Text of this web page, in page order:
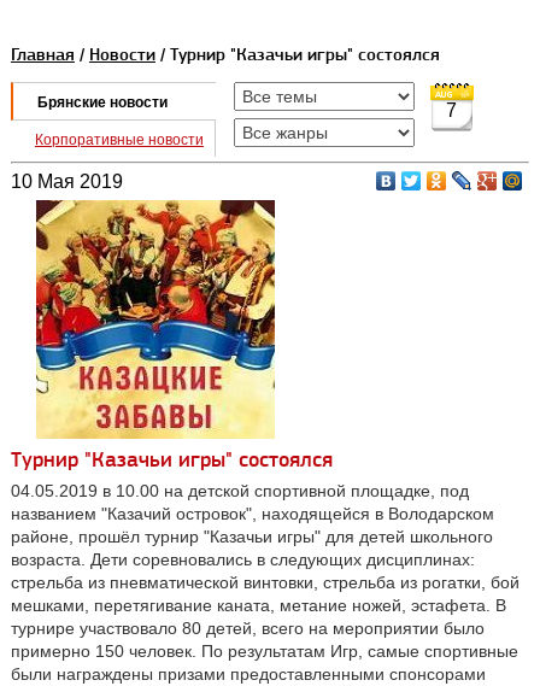
Главная / Новости/ Турнир "Казачьи игры" состоялся
Брянские новости
Корпоративные новости
7
10 Мая 2019
Турнир "Казачьи игры" состоялся
04.05.2019 в 10.00 на детской спортивной площадке, под
названием "Казачий островок", находящейся в Володарском
районе, прошёл турнир "Казачьи игры" для детей школьного
возраста. Дети соревновались в следующих дисциплинах:
стрельба из пневматической винтовки, стрельба из рогатки, бой
мешками, перетягивание каната, метание ножей, эстафета. В
турнире участвовало 80 детей, всего на мероприятии было
примерно 150 человек. По результатам Игр, самые спортивные
были награждены призами предоставленными спонсорами